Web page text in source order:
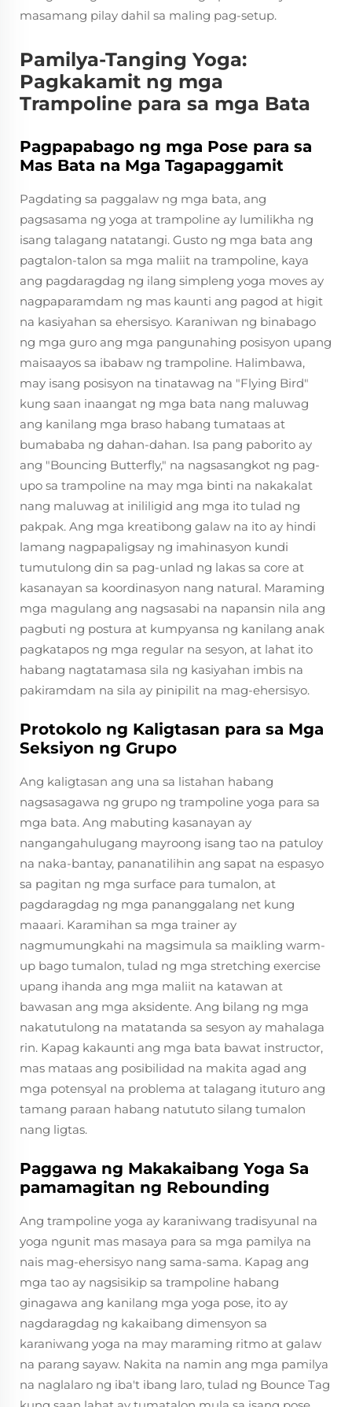
masamang pilay dahil sa maling pag-setup.
Pamilya-Tanging Yoga:
Pagkakamit ng mga
Trampoline para sa mga Bata
Pagpapabago ng mga Pose para sa
Mas Bata na Mga Tagapaggamit
Pagdating sa paggalaw ng mga bata, ang
pagsasama ng yoga at trampoline ay lumilikha ng
isang talagang natatangi. Gusto ng mga bata ang
pagtalon-talon sa mga maliit na trampoline, kaya
ang pagdaragdag ng ilang simpleng yoga moves ay
nagpaparamdam ng mas kaunti ang pagod at higit
na kasiyahan sa ehersisyo. Karaniwan ng binabago
ng mga guro ang mga pangunahing posisyon upang
maisaayos sa ibabaw ng trampoline. Halimbawa,
may isang posisyon na tinatawag na "Flying Bird"
kung saan inaangat ng mga bata nang maluwag
ang kanilang mga braso habang tumataas at
bumababa ng dahan-dahan. Isa pang paborito ay
ang "Bouncing Butterfly," na nagsasangkot ng pag-
upo sa trampoline na may mga binti na nakakalat
nang maluwag at inililigid ang mga ito tulad ng
pakpak. Ang mga kreatibong galaw na ito ay hindi
lamang nagpapaligsay ng imahinasyon kundi
tumutulong din sa pag-unlad ng lakas sa core at
kasanayan sa koordinasyon nang natural. Maraming
mga magulang ang nagsasabi na napansin nila ang
pagbuti ng postura at kumpyansa ng kanilang anak
pagkatapos ng mga regular na sesyon, at lahat ito
habang nagtatamasa sila ng kasiyahan imbis na
pakiramdam na sila ay pinipilit na mag-ehersisyo.
Protokolo ng Kaligtasan para sa Mga
Seksiyon ng Grupo
Ang kaligtasan ang una sa listahan habang
nagsasagawa ng grupo ng trampoline yoga para sa
mga bata. Ang mabuting kasanayan ay
nangangahulugang mayroong isang tao na patuloy
na naka-bantay, pananatilihin ang sapat na espasyo
sa pagitan ng mga surface para tumalon, at
pagdaragdag ng mga pananggalang net kung
maaari. Karamihan sa mga trainer ay
nagmumungkahi na magsimula sa maikling warm-
up bago tumalon, tulad ng mga stretching exercise
upang ihanda ang mga maliit na katawan at
bawasan ang mga aksidente. Ang bilang ng mga
nakatutulong na matatanda sa sesyon ay mahalaga
rin. Kapag kakaunti ang mga bata bawat instructor,
mas mataas ang posibilidad na makita agad ang
mga potensyal na problema at talagang ituturo ang
tamang paraan habang natututo silang tumalon
nang ligtas.
Paggawa ng Makakaibang Yoga Sa
pamamagitan ng Rebounding
Ang trampoline yoga ay karaniwang tradisyunal na
yoga ngunit mas masaya para sa mga pamilya na
nais mag-ehersisyo nang sama-sama. Kapag ang
mga tao ay nagsisikip sa trampoline habang
ginagawa ang kanilang mga yoga pose, ito ay
nagdaragdag ng kakaibang dimensyon sa
karaniwang yoga na may maraming ritmo at galaw
na parang sayaw. Nakita na namin ang mga pamilya
na naglalaro ng iba't ibang laro, tulad ng Bounce Tag